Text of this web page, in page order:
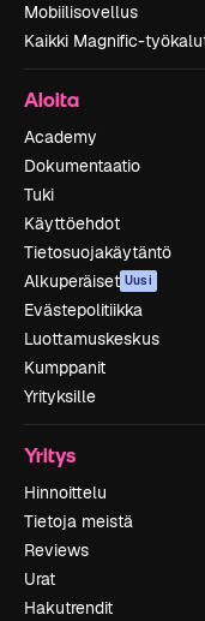
Mobiilisovellus
Kaikki Magnific-
Aloita
Academy
Dokumentaatio
Tuki
Käyttöehdot
Tietosuojakäytäntö
Alkuperäiset Uusi
Evästepolitiikka
Luottamuskeskus
Kumppanit
Yrityksille
Yritys
Hinnoittelu
Tietoja meistä
Reviews
Urat
Hakutrendit